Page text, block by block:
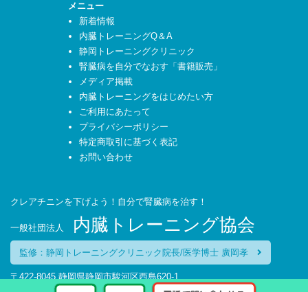
メニュー
新着情報
内臓トレーニングQ＆A
静岡トレーニングクリニック
腎臓病を自分でなおす「書籍販売」
メディア掲載
内臓トレーニングをはじめたい方
ご利用にあたって
プライバシーポリシー
特定商取引に基づく表記
お問い合わせ
クレアチニンを下げよう！自分で腎臓病を治す！
一般社団法人 内臓トレーニング協会
監修：静岡トレーニングクリニック院長/医学博士 廣岡孝
〒422-8045 静岡県静岡市駿河区西島620-1
TEL：054-270-6627